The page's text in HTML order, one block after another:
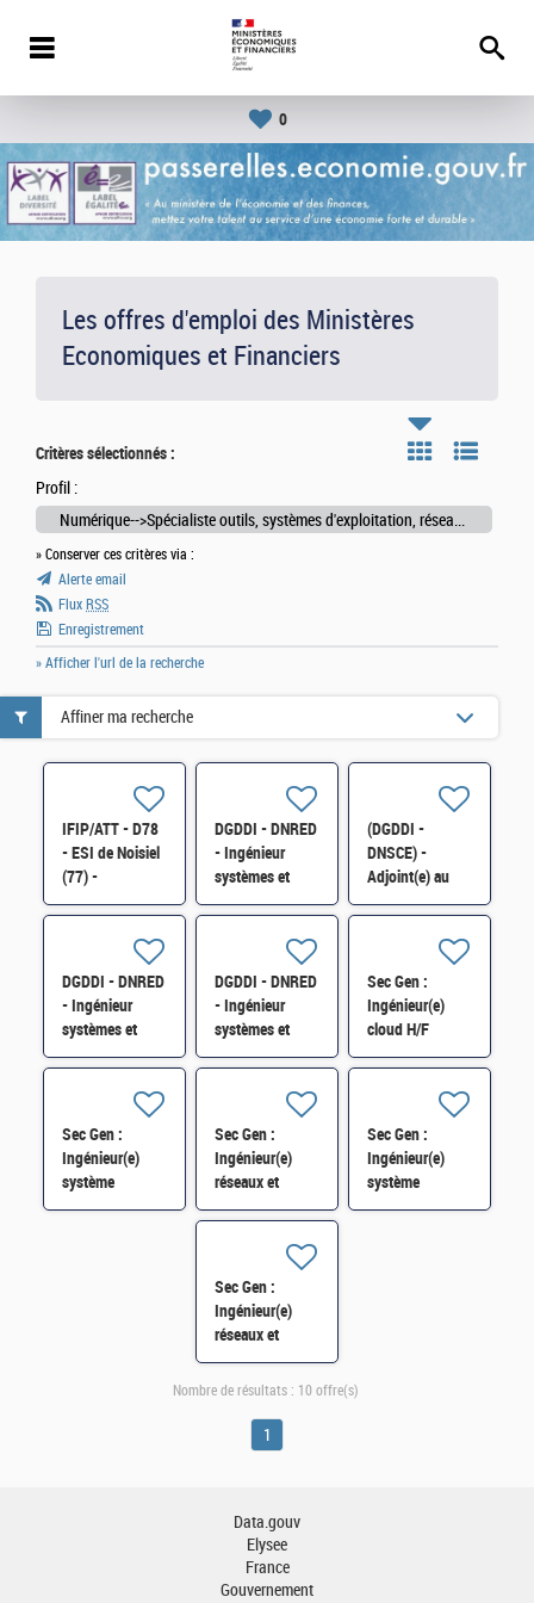
0
Les offres d'emploi des Ministères
Economiques et Financiers
Critères sélectionnés :
Profil :
Numérique-->Spécialiste outils, systèmes d'exploitation, réseaux et télécoms
» Conserver ces critères via :
Alerte email
Flux RSS
Enregistrement
» Afficher l'url de la recherche
IFIP/ATT - D78
- ESI de Noisiel
(77) -
Exploitant-
environnement
virtualisé H/F
DGDDI - DNRED
- Ingénieur
systèmes et
réseaux H/F
(DGDDI -
DNSCE) -
Adjoint(e) au
Chef du pôle
DGDDI - DNRED
- Ingénieur
systèmes et
réseaux H/F
DGDDI - DNRED
- Ingénieur
systèmes et
réseaux H/F
Sec Gen :
Ingénieur(e)
cloud H/F
Sec Gen :
Ingénieur(e)
système
(Messagerie)
Sec Gen :
Ingénieur(e)
réseaux et
sécurité du
informatique
H/F
Sec Gen :
Ingénieur(e)
système
Microsoft H/F
Sec Gen :
Ingénieur(e)
réseaux et
télécoms H/F
Affiner ma recherche
Nombre de résultats : 10 offre(s)
1
Data.gouv
Elysee
France
Gouvernement